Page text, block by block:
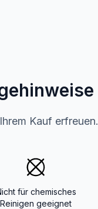
Kauf erfreuen.
für chemisches
Reinigen geeignet